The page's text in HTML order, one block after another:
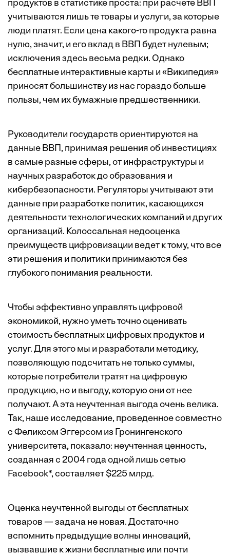
продуктов в статистике проста: при расчете ВВП
учитываются лишь те товары и услуги, за которые
люди платят. Если цена какого-то продукта равна
нулю, значит, и его вклад в ВВП будет нулевым;
исключения здесь весьма редки. Однако
бесплатные интерактивные карты и «Википедия»
приносят большинству из нас гораздо больше
пользы, чем их бумажные предшественники.
Руководители государств ориентируются на
данные ВВП, принимая решения об инвестициях
в самые разные сферы, от инфраструктуры и
научных разработок до образования и
кибербезопасности. Регуляторы учитывают эти
данные при разработке политик, касающихся
деятельности технологических компаний и других
организаций. Колоссальная недооценка
преимуществ цифровизации ведет к тому, что все
эти решения и политики принимаются без
глубокого понимания реальности.
Чтобы эффективно управлять цифровой
экономикой, нужно уметь точно оценивать
стоимость бесплатных цифровых продуктов и
услуг. Для этого мы и разработали методику,
позволяющую подсчитать не только суммы,
которые потребители тратят на цифровую
продукцию, но и выгоду, которую они от нее
получают. А эта неучтенная выгода очень велика.
Так, наше исследование, проведенное совместно
с Феликсом Эггерсом из Гронингенского
университета, показало: неучтенная ценность,
созданная с 2004 года одной лишь сетью
Facebook*, составляет $225 млрд.
Оценка неучтенной выгоды от бесплатных
товаров — задача не новая. Достаточно
вспомнить предыдущие волны инноваций,
вызвавшие к жизни бесплатные или почти